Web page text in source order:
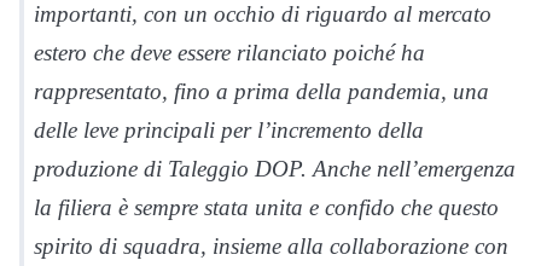
importanti, con un occhio di riguardo al mercato
estero che deve essere rilanciato poiché ha
rappresentato, fino a prima della pandemia, una
delle leve principali per l’incremento della
produzione di Taleggio DOP. Anche nell’emergenza
la filiera è sempre stata unita e confido che questo
spirito di squadra, insieme alla collaborazione con